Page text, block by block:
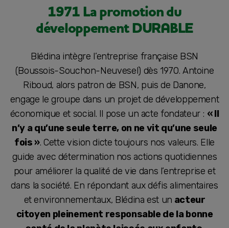
1971 La promotion du
développement DURABLE
Blédina intègre l’entreprise française BSN
(Boussois-Souchon-Neuvesel) dès 1970. Antoine
Riboud, alors patron de BSN, puis de Danone,
engage le groupe dans un projet de développement
économique et social. Il pose un acte fondateur : « Il
n’y a qu’une seule terre, on ne vit qu’une seule
fois ». Cette vision dicte toujours nos valeurs. Elle
guide avec détermination nos actions quotidiennes
pour améliorer la qualité de vie dans l’entreprise et
dans la société. En répondant aux défis alimentaires
et environnementaux, Blédina est un acteur
citoyen pleinement responsable de la bonne